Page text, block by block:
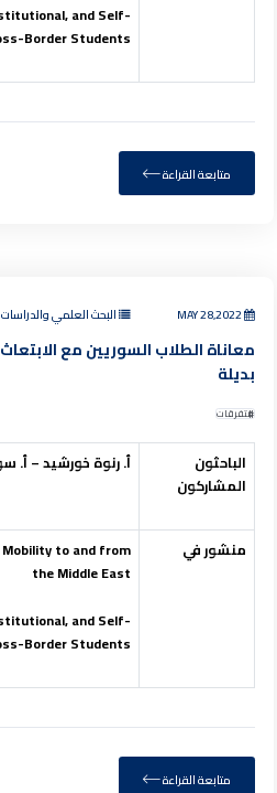
andSelf-
Border Students
متابعة القراءة
MAY 28,2022 البحث العلمي والدراسات
معاناة الطلاب السوريين مع
بديلة
متفرقات
الباحثون
المشاركون
أ. رنوة خورشيد – أ.
منشور في
Mobility to and from
the Middle East
andSelf-
Border Students
متابعة القراءة